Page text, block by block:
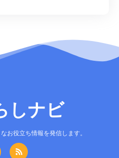
しナビ
お役立ち情報を発信します。